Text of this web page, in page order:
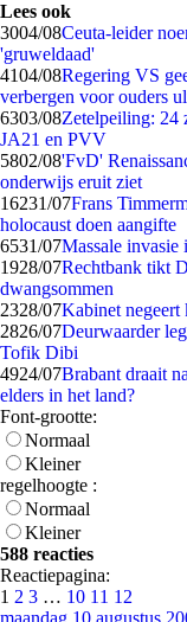
Lees ook
3004/08Ceuta-leider
'gruweldaad'
4104/08Regering VS
verbergen voor ouders
6303/08Zetelpeiling: 24
JA21 en PVV
5802/08'FvD'
onderwijs eruit ziet
16231/07Frans
holocaust doen aangifte
6531/07Massale invasie
1928/07Rechtbank tikt
dwangsommen
2328/07Kabinet negeert
2826/07Deurwaarder
Tofik Dibi
4924/07Brabant draait
elders in het land?
Font-grootte:
Normaal
Kleiner
regelhoogte :
Normaal
Kleiner
588 reacties
Reactiepagina:
1 2 3 … 10 11 12
maandag 10 augustus